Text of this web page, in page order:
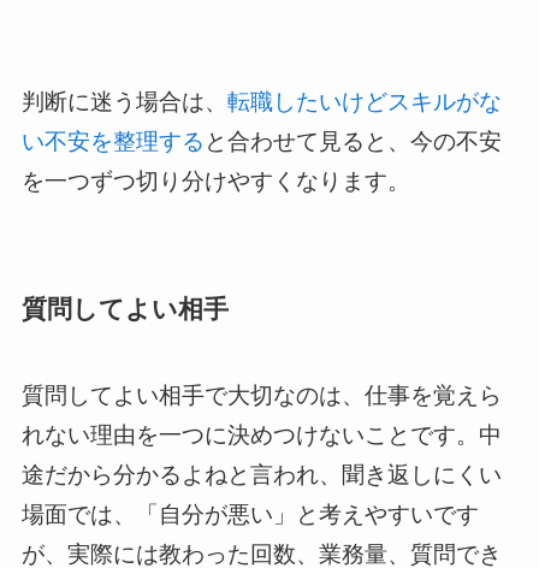
判断に迷う場合は、 転職したいけどスキルがな
い不安を整理する と合わせて見ると、今の不安
を一つずつ切り分けやすくなります。
質問してよい相手
質問してよい相手で大切なのは、仕事を覚えら
れない理由を一つに決めつけないことです。中
途だから分かるよねと言われ、聞き返しにくい
場面では、「自分が悪い」と考えやすいです
が、実際には教わった回数、業務量、質問でき